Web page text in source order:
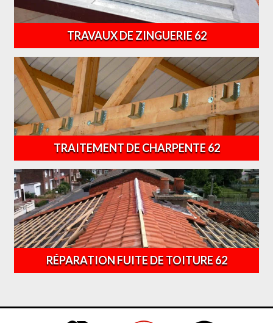
TRAVAUX DE ZINGUERIE 62
TRAITEMENT DE CHARPENTE 62
RÉPARATION FUITE DE TOITURE 62